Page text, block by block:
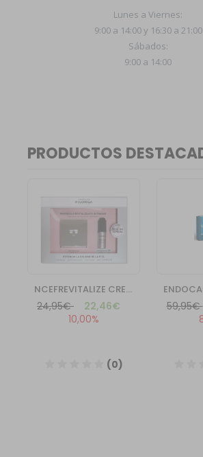
Lunes a Viernes:
9:00 a 14:00 y 16:30 a 21:00
Sábados:
9:00 a 14:00